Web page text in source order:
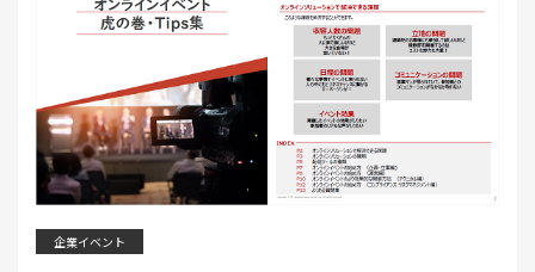
企業イベント